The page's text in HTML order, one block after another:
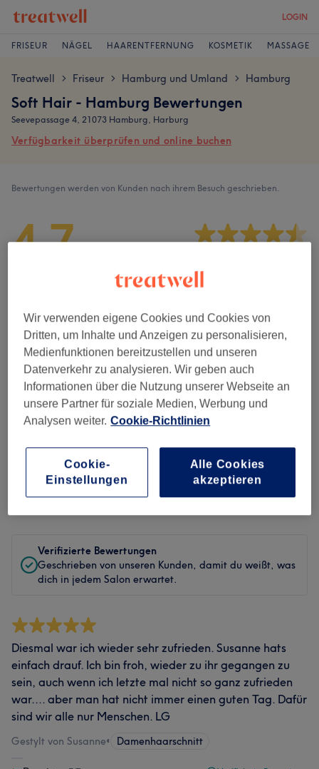
LOGIN
FRISEUR NÄGEL HAARENTFERNUNG KOSMETIK MASSAGE
Treatwell > Friseur > Hamburg und Umland > Hamburg
Soft Hair - Hamburg Bewertungen
Seevepassage 4, 21073 Hamburg, Harburg
Verfügbarkeit überprüfen und online buchen
Bewertungen werden von Kunden nach ihrem Besuch geschrieben.
4,7
Sauberkeit
Service
Bewertungen filtern
Behandlung Alle Bewertungen
Verifizierte Bewertungen
Geschrieben von unseren Kunden, damit du weißt, was
dich in jedem Salon erwartet.
Diesmal war ich wieder sehr zufrieden. Susanne hats
einfach drauf. Ich bin froh, wieder zu ihr gegangen zu
sein, auch wenn ich letzte mal nicht so ganz zufrieden
war.... aber man hat nicht immer einen guten Tag. Dafür
sind wir alle nur Menschen. LG
Gestylt von Susanne• Damenhaarschnitt
Wir verwenden eigene Cookies und Cookies von
Dritten, um Inhalte und Anzeigen zu personalisieren,
Medienfunktionen bereitzustellen und unseren
Datenverkehr zu analysieren. Wir geben auch
Informationen über die Nutzung unserer Webseite an
unsere Partner für soziale Medien, Werbung und
Analysen weiter. Cookie-Richtlinien
Cookie-
Einstellungen
Alle Cookies
akzeptieren